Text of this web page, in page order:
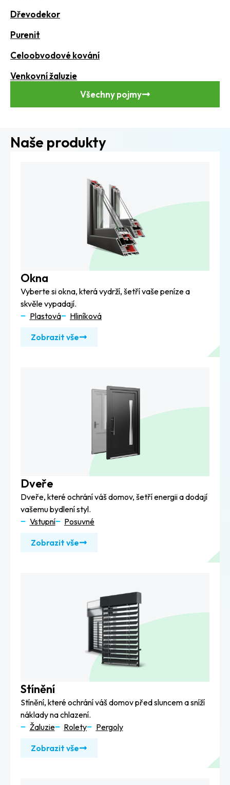
Dřevodekor
Purenit
Celoobvodové kování
Venkovní žaluzie
Všechny pojmy
Naše produkty
Okna
Vyberte si okna, která vydrží, šetří vaše peníze a
skvěle vypadají.
Plastová
Hliníková
Zobrazit vše
Dveře
Dveře, které ochrání váš domov, šetří energii a dodají
vašemu bydlení styl.
Vstupní
Posuvné
Zobrazit vše
Stínění
Stínění, které ochrání váš domov před sluncem a sníží
náklady na chlazení.
Žaluzie
Rolety Pergoly
Zobrazit vše